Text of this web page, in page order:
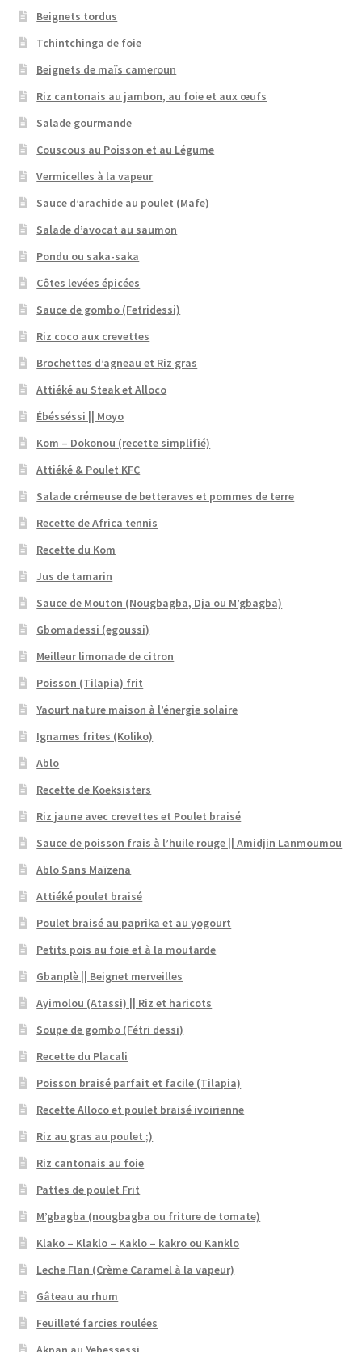
Beignets tordus
Tchintchinga de foie
Beignets de maïs cameroun
Riz cantonais au jambon, au foie et aux œufs
Salade gourmande
Couscous au Poisson et au Légume
Vermicelles à la vapeur
Sauce d’arachide au poulet (Mafe)
Salade d’avocat au saumon
Pondu ou saka-saka
Côtes levées épicées
Sauce de gombo (Fetridessi)
Riz coco aux crevettes
Brochettes d’agneau et Riz gras
Attiéké au Steak et Alloco
Ébésséssi || Moyo
Kom – Dokonou (recette simplifié)
Attiéké & Poulet KFC
Salade crémeuse de betteraves et pommes de terre
Recette de Africa tennis
Recette du Kom
Jus de tamarin
Sauce de Mouton (Nougbagba, Dja ou M’gbagba)
Gbomadessi (egoussi)
Meilleur limonade de citron
Poisson (Tilapia) frit
Yaourt nature maison à l’énergie solaire
Ignames frites (Koliko)
Ablo
Recette de Koeksisters
Riz jaune avec crevettes et Poulet braisé
Sauce de poisson frais à l’huile rouge || Amidjin Lanmoumou
Ablo Sans Maïzena
Attiéké poulet braisé
Poulet braisé au paprika et au yogourt
Petits pois au foie et à la moutarde
Gbanplè || Beignet merveilles
Ayimolou (Atassi) || Riz et haricots
Soupe de gombo (Fétri dessi)
Recette du Placali
Poisson braisé parfait et facile (Tilapia)
Recette Alloco et poulet braisé ivoirienne
Riz au gras au poulet ;)
Riz cantonais au foie
Pattes de poulet Frit
M’gbagba (nougbagba ou friture de tomate)
Klako – Klaklo – Kaklo – kakro ou Kanklo
Leche Flan (Crème Caramel à la vapeur)
Gâteau au rhum
Feuilleté farcies roulées